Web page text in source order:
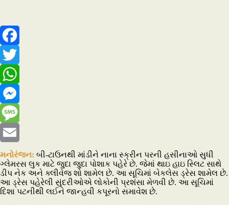
Facebook
Twitter
WhatsApp
Messenger
Message
Email
મનોરંજન: બી-ટાઉનથી માંડીને નાના સ્ક્રીન પરની હસીનાઓ સુધી
ગ્લેમરસ લુક માટે જુદા જુદા પોશાક પહેરે છે. જેમાં થાઇ હાઇ સ્લિટ સાથે
ડીપ નેક અને ક્લીવેજ શો શામેલ છે. આ સૂચિમાં બેકલેસ ડ્રેસ શામેલ છે.
આ ડ્રેસ પહેરેલી સુંદરીઓએ લોકોની પ્રશંસા મેળવી છે. આ સૂચિમાં
દિશા પટનીથી લઈને જાન્હવી કપૂરનો સમાવેશ છે.